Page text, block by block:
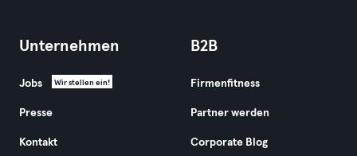
Unternehmen
Jobs Wir stellen ein!
Presse
Kontakt
B2B
Firmenfitness
Partner werden
Corporate Blog